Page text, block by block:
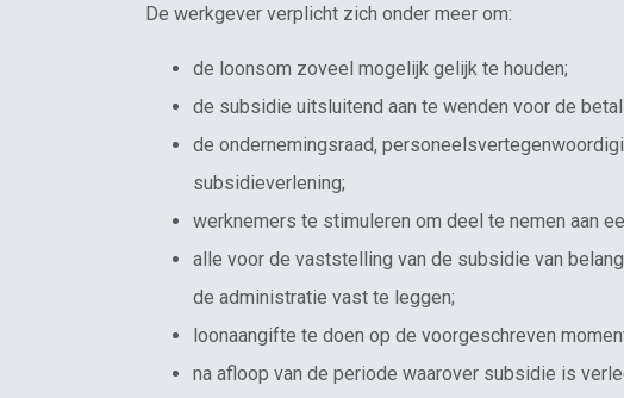
De werkgever verplicht zich onder meer om:
de loonsom zoveel mogelijk gelijk te houden;
de subsidie uitsluitend aan te wenden voor de
de ondernemingsraad,
subsidieverlening;
werknemers te stimuleren om deel te nemen aan
alle voor de vaststelling van de subsidie van
de administratie vast te leggen;
loonaangifte te doen op de voorgeschreven
na afloop van de periode waarover subsidie is